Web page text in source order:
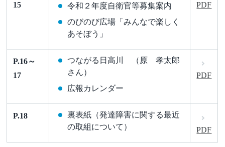
15
令和２年度自衛官等募集案内
のびのび広場「みんなで楽しく
あそぼう」
PDF
P.16～
17
つながる日高川 （原 孝太郎
さん）
広報カレンダー
PDF
P.18
裏表紙（発達障害に関する最近
の取組について）
PDF